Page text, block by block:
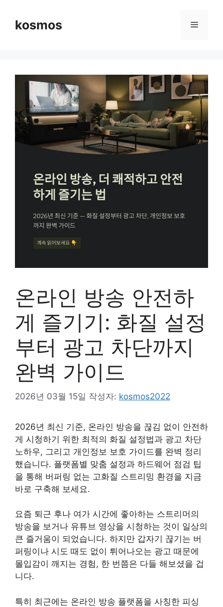
kosmos 메
온라인 방송 안전하
게 즐기기: 화질 설정
부터 광고 차단까지
완벽 가이드
2026년 03월 15일 작성자: kosmos2022
2026년 최신 기준, 온라인 방송을 끊김 없이 안전하
게 시청하기 위한 최적의 화질 설정법과 광고 차단
노하우, 그리고 개인정보 보호 가이드를 완벽 정리
했습니다. 플랫폼별 맞춤 설정과 하드웨어 점검 팁
을 통해 버퍼링 없는 고화질 스트리밍 환경을 지금
바로 구축해 보세요.
요즘 퇴근 후나 여가 시간에 좋아하는 스트리머의
방송을 보거나 유튜브 영상을 시청하는 것이 일상의
큰 즐거움이 되었습니다. 하지만 갑자기 끊기는 버
퍼링이나 시도 때도 없이 튀어나오는 광고 때문에
몰입감이 깨지는 경험, 한 번쯤은 다들 해보셨을 겁
니다.
특히 최근에는 온라인 방송 플랫폼을 사칭한 피싱